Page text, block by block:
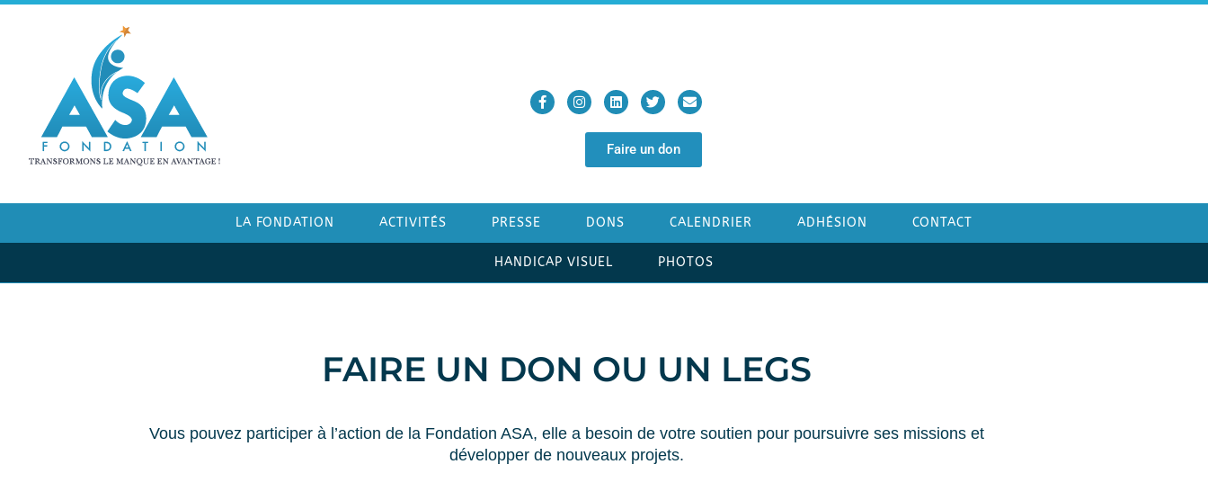
Faire un don
LA FONDATION ACTIVITÉS PRESSE DONS CALENDRIER ADHÉSION CONTACT
HANDICAP VISUEL PHOTOS
FAIRE UN DON OU UN LEGS
Vous pouvez participer à l’action de la Fondation ASA, elle a besoin de votre soutien pour poursuivre ses missions et
développer de nouveaux projets.